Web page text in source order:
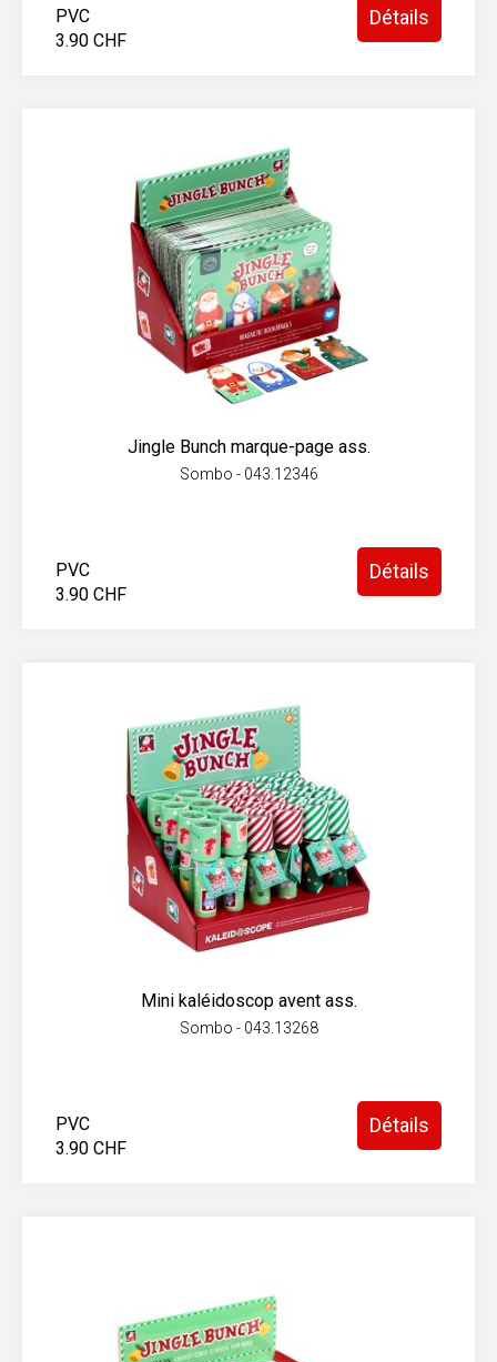
PVC
3.90 CHF
Détails
Jingle Bunch marque-page ass.
Sombo - 043.12346
PVC
3.90 CHF
Détails
Mini kaléidoscop avent ass.
Sombo - 043.13268
PVC
3.90 CHF
Détails